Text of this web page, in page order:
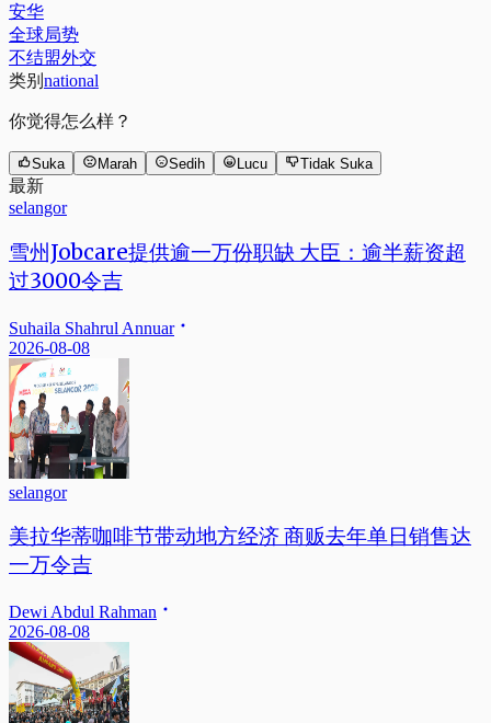
安华
全球局势
不结盟外交
类别 national
你觉得怎么样？
Suka Marah Sedih Lucu Tidak Suka
最新
selangor
雪州Jobcare提供逾一万份职缺 大臣：逾半薪资超
过3000令吉
Suhaila Shahrul Annuar
2026-08-08
selangor
美拉华蒂咖啡节带动地方经济 商贩去年单日销售达
一万令吉
Dewi Abdul Rahman
2026-08-08